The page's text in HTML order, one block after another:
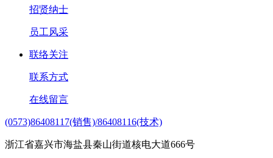
招贤纳士
员工风采
联络关注
联系方式
在线留言
(0573)86408117(销售)/86408116(技术)
浙江省嘉兴市海盐县秦山街道核电大道666号